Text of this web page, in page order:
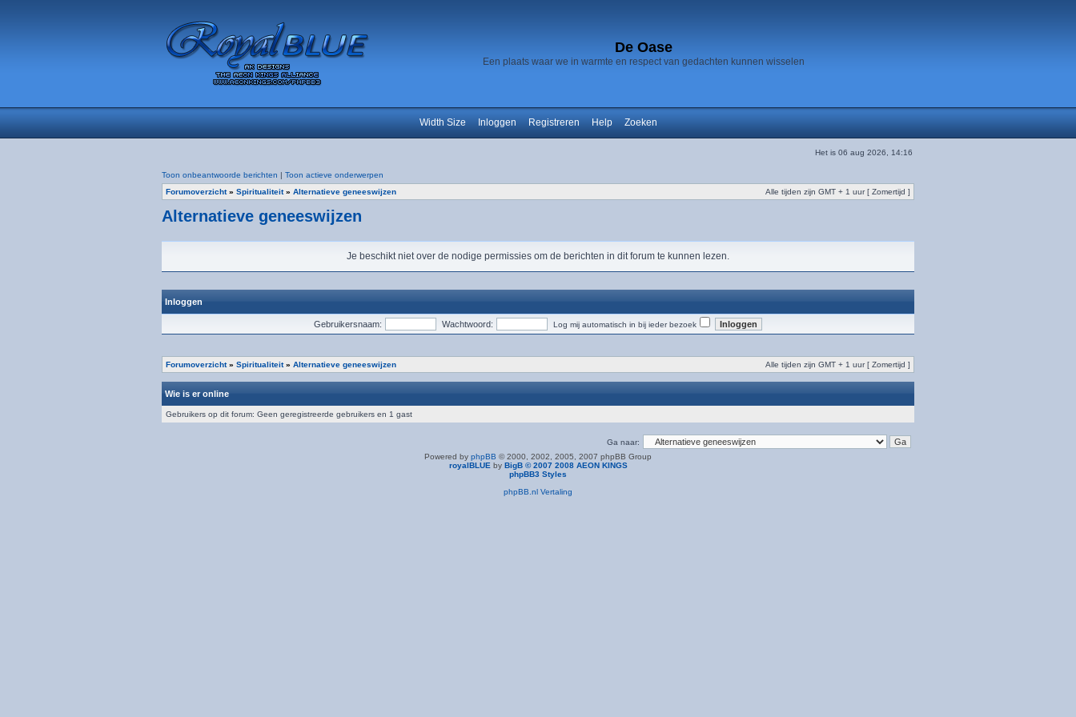
De Oase
Een plaats waar we in warmte en respect van gedachten kunnen wisselen
Width Size Inloggen Registreren Help Zoeken
Het is 06 aug 2026, 14:16
Toon onbeantwoorde berichten | Toon actieve onderwerpen
Forumoverzicht» Spiritualiteit» Alternatieve geneeswijzen Alle tijden zijn GMT + 1 uur [ Zomertijd ]
Alternatieve geneeswijzen
Je beschikt niet over de nodige permissies om de berichten in dit forum te kunnen lezen.
Inloggen
Gebruikersnaam: Wachtwoord: Log mij automatisch in bij ieder bezoek
Forumoverzicht» Spiritualiteit» Alternatieve geneeswijzen Alle tijden zijn GMT + 1 uur [ Zomertijd ]
Wie is er online
Gebruikers op dit forum: Geen geregistreerde gebruikers en 1 gast
Ga naar:
Powered by phpBB © 2000, 2002, 2005, 2007 phpBB Group
royalBLUE by BigB © 2007 2008 AEON KINGS
phpBB3 Styles
phpBB.nl Vertaling